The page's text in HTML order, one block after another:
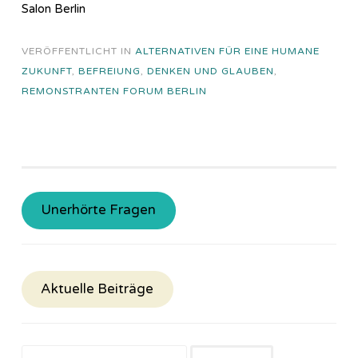
Salon Berlin
VERÖFFENTLICHT IN ALTERNATIVEN FÜR EINE HUMANE
ZUKUNFT, BEFREIUNG, DENKEN UND GLAUBEN,
REMONSTRANTEN FORUM BERLIN
Unerhörte Fragen
Aktuelle Beiträge